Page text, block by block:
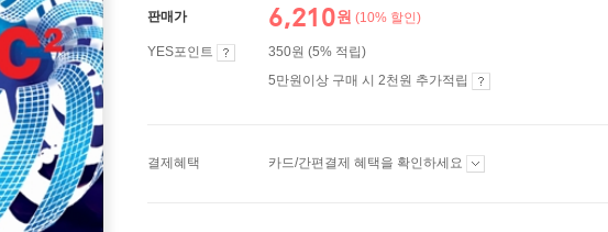
판매가 6,210원 (10% 할인)
YES포인트
350원 (5% 적립)
5만원이상 구매 시 2천원 추가적립
결제혜택 카드/간편결제 혜택을 확인하세요